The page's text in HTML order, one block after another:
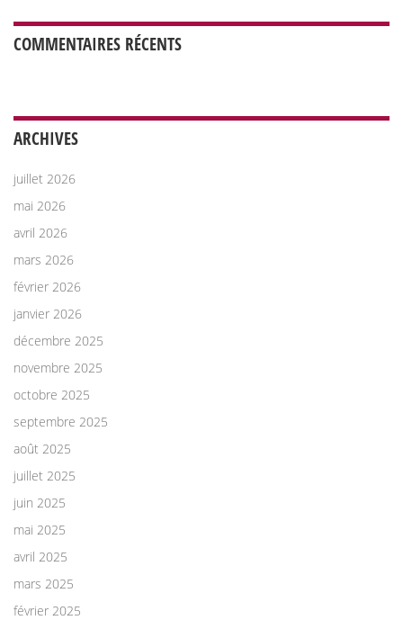
COMMENTAIRES RÉCENTS
ARCHIVES
juillet 2026
mai 2026
avril 2026
mars 2026
février 2026
janvier 2026
décembre 2025
novembre 2025
octobre 2025
septembre 2025
août 2025
juillet 2025
juin 2025
mai 2025
avril 2025
mars 2025
février 2025